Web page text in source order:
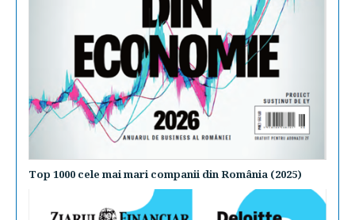
Top 1000 cele mai mari companii din România (2025)